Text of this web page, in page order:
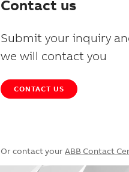
Contact us
Submit your inquiry
we will contact you
CONTACT US
Or contact your ABB Contact